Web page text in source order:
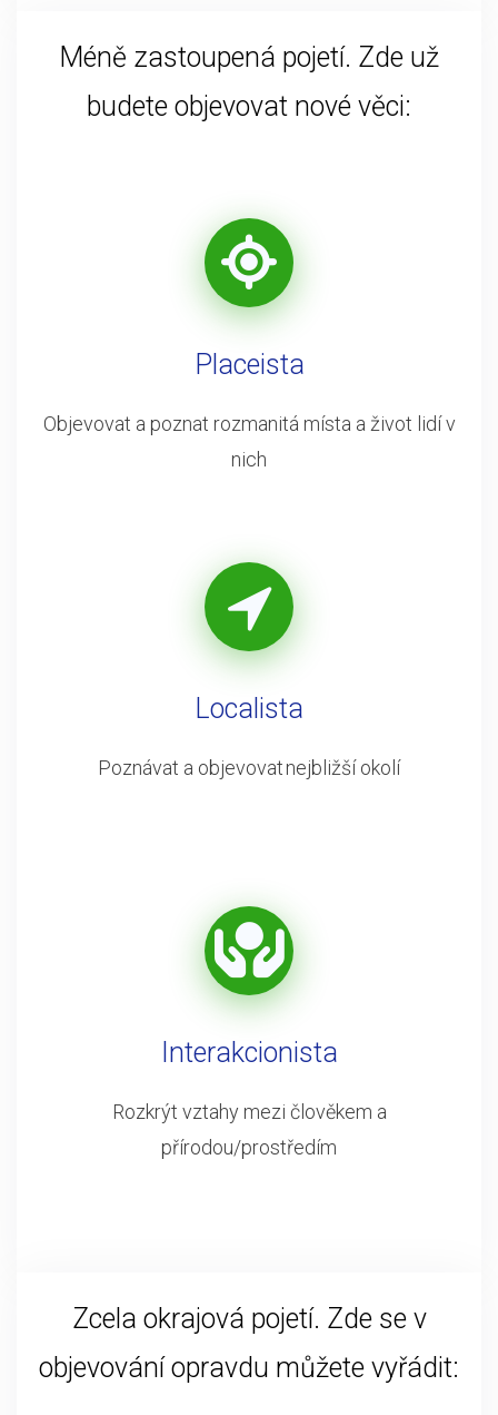
Méně zastoupená pojetí. Zde už
budete objevovat nové věci:
Placeista
Objevovat a poznat rozmanitá místa a život lidí v
nich
Localista
Poznávat a objevovat nejbližší okolí
Interakcionista
Rozkrýt vztahy mezi člověkem a
přírodou/prostředím
Zcela okrajová pojetí. Zde se v
objevování opravdu můžete vyřádit: